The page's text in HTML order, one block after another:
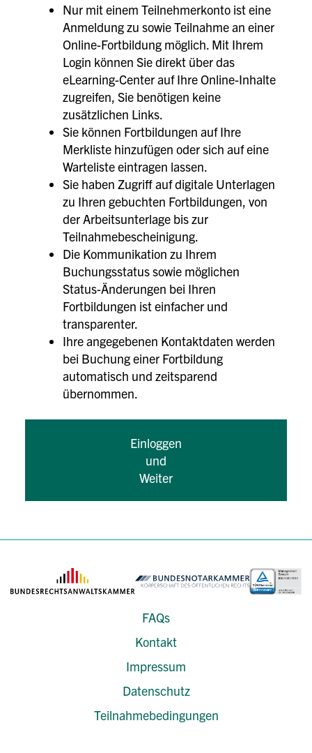
Nur mit einem Teilnehmerkonto ist eine
Anmeldung zu sowie Teilnahme an einer
Online-Fortbildung möglich. Mit Ihrem
Login können Sie direkt über das
eLearning-Center auf Ihre Online-Inhalte
zugreifen, Sie benötigen keine
zusätzlichen Links.
Sie können Fortbildungen auf Ihre
Merkliste hinzufügen oder sich auf eine
Warteliste eintragen lassen.
Sie haben Zugriff auf digitale Unterlagen
zu Ihren gebuchten Fortbildungen, von
der Arbeitsunterlage bis zur
Teilnahmebescheinigung.
Die Kommunikation zu Ihrem
Buchungsstatus sowie möglichen
Status-Änderungen bei Ihren
Fortbildungen ist einfacher und
transparenter.
Ihre angegebenen Kontaktdaten werden
bei Buchung einer Fortbildung
automatisch und zeitsparend
übernommen.
Einloggen
und
Weiter
FAQs
Kontakt
Impressum
Datenschutz
Teilnahmebedingungen